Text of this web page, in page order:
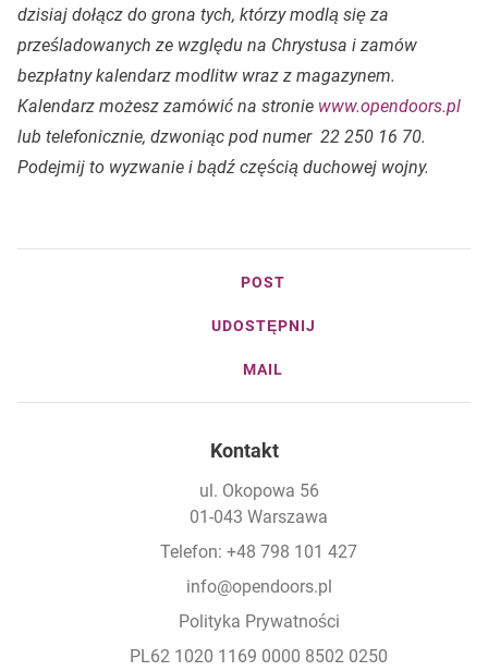
dzisiaj dołącz do grona tych, którzy modlą się za
prześladowanych ze względu na Chrystusa i zamów
bezpłatny kalendarz modlitw wraz z magazynem.
Kalendarz możesz zamówić na stronie www.opendoors.pl
lub telefonicznie, dzwoniąc pod numer 22 250 16 70.
Podejmij to wyzwanie i bądź częścią duchowej wojny.
POST
UDOSTĘPNIJ
MAIL
Kontakt
ul. Okopowa 56
01-043 Warszawa
Telefon: +48 798 101 427
info@opendoors.pl
Polityka Prywatności
PL62 1020 1169 0000 8502 0250